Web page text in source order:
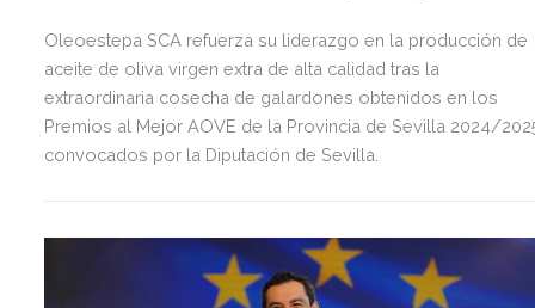
Oleoestepa SCA refuerza su liderazgo en la producción de
aceite de oliva virgen extra de alta calidad tras la
extraordinaria cosecha de galardones obtenidos en los
Premios al Mejor AOVE de la Provincia de Sevilla 2024/
convocados por la Diputación de Sevilla.